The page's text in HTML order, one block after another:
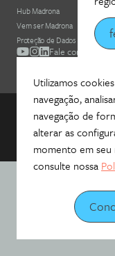
Hub Madrona
Vem ser Madrona
Proteção de Dados e
Fale com a
Utilizamos
navegação,
navegação de
alterar as
momento em seu
consulte nossa